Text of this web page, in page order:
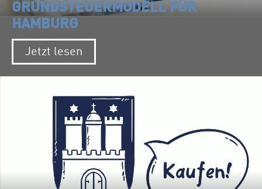
GRUNDSTEUERMODELL FÜR
HAMBURG
Jetzt lesen